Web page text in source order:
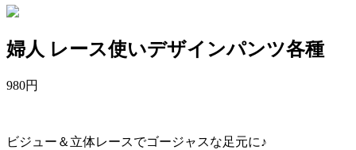
婦人 レース使いデザインパンツ各種
980円
ビジュー＆立体レースでゴージャスな足元に♪